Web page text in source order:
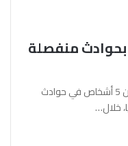
بحوادث منفصلة
آفرين علو ـ xeber24.net قُتل ما لا يقل عن 5 أشخاص في حوادث
خلال…